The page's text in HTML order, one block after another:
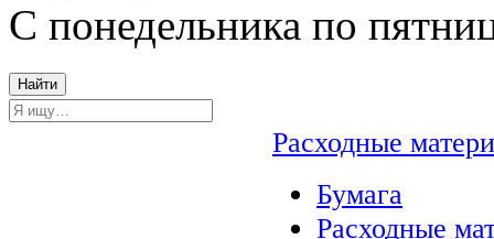
С понедельника по
Найти
Расходные
Бумага
Расходные